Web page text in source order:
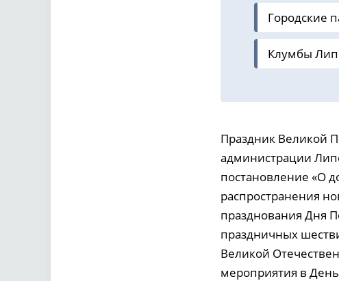
Городские
Клумбы
Праздник Великой
администрации
постановление «О
распространения
празднования Дня
праздничных
Великой
мероприятия в